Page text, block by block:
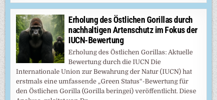
Erholung des Östlichen Gorillas durch
nachhaltigen Artenschutz im Fokus der
IUCN-Bewertung
Erholung des Östlichen Gorillas: Aktuelle
Bewertung durch die IUCN Die
Internationale Union zur Bewahrung der Natur (IUCN) hat
erstmals eine umfassende „Green Status“-Bewertung für
den Östlichen Gorilla (Gorilla beringei) veröffentlicht. Diese